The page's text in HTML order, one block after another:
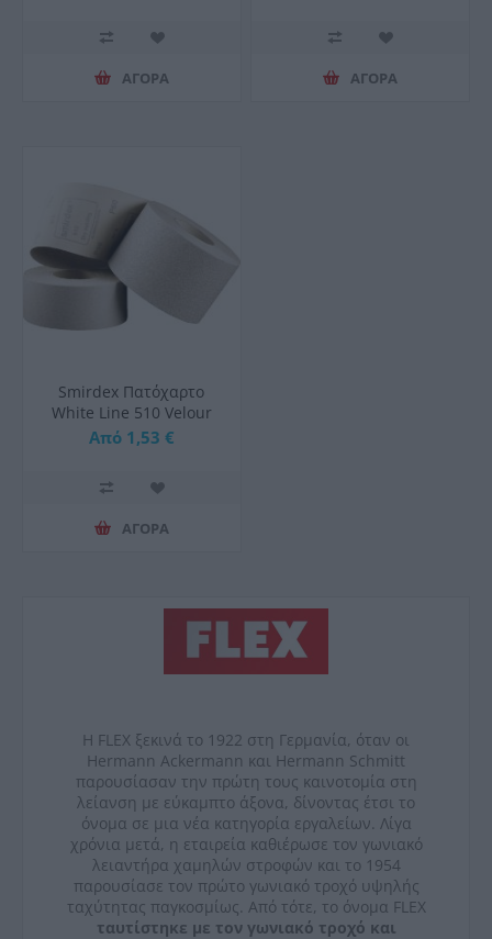
ΑΓΟΡΑ ΑΓΟΡΑ
Smirdex Πατόχαρτο
White Line 510 Velour
115mmx1000mm
Από 1,53 €
ΑΓΟΡΑ
Η FLEX ξεκινά το 1922 στη Γερμανία, όταν οι
Hermann Ackermann και Hermann Schmitt
παρουσίασαν την πρώτη τους καινοτομία στη
λείανση με εύκαμπτο άξονα, δίνοντας έτσι το
όνομα σε μια νέα κατηγορία εργαλείων. Λίγα
χρόνια μετά, η εταιρεία καθιέρωσε τον γωνιακό
λειαντήρα χαμηλών στροφών και το 1954
παρουσίασε τον πρώτο γωνιακό τροχό υψηλής
ταχύτητας παγκοσμίως. Από τότε, το όνομα FLEX
ταυτίστηκε με τον γωνιακό τροχό και